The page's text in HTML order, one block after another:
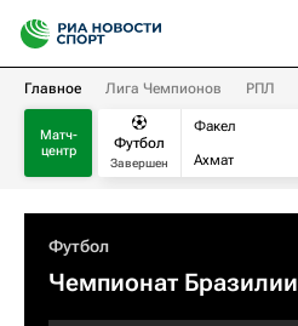
Главное Лига Чемпионов РПЛ
Матч-
центр
Футбол
Завершен
Факел
Ахмат
Футбол
Чемпионат Бразилии